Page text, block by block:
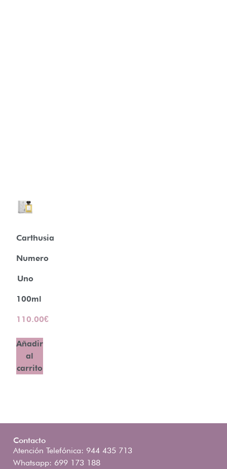
Carthusia
Numero
Uno
100ml
110.00€
Añadir
al
carrito
Contacto
Atención Telefónica: 944 435 713
Whatsapp: 699 173 188